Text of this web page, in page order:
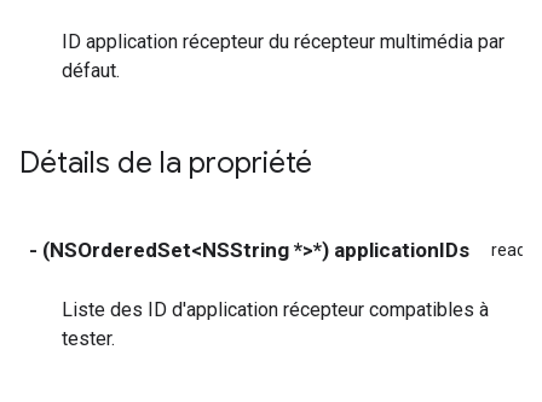
ID application récepteur du récepteur multimédia par
défaut.
Détails de la propriété
- (NSOrderedSet<NSString *>*) applicationIDs read
Liste des ID d'application récepteur compatibles à
tester.